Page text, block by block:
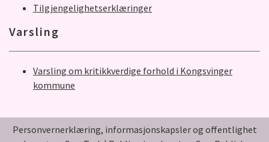
Tilgjengelighetserklæringer
Varsling
Varsling om kritikkverdige forhold i Kongsvinger
kommune
Personvernerklæring, informasjonskapsler og offentlighet